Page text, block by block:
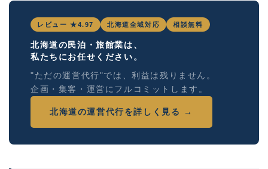
レビュー ★4.97 北海道全域対応 相談無料
北海道の民泊・旅館業は、
私たちにお任せください。
"ただの運営代行"では、利益は残りません。
企画・集客・運営にフルコミットします。
北海道の運営代行を詳しく見る →